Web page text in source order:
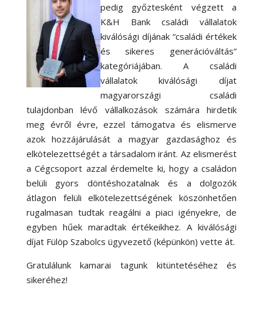
pedig győztesként végzett a
K&H Bank családi vállalatok
kiválósági díjának “családi értékek
és sikeres generációváltás”
kategóriájában. A családi
vállalatok kiválósági díjat
magyarországi családi
tulajdonban lévő vállalkozások számára hirdetik
meg évről évre, ezzel támogatva és elismerve
azok hozzájárulását a magyar gazdasághoz és
elkötelezettségét a társadalom iránt. Az elismerést
a Cégcsoport azzal érdemelte ki, hogy a családon
belüli gyors döntéshozatalnak és a dolgozók
átlagon felüli elkötelezettségének köszönhetően
rugalmasan tudtak reagálni a piaci igényekre, de
egyben hűek maradtak értékeikhez. A kiválósági
díjat Fülöp Szabolcs ügyvezető (képünkön) vette át.
Gratulálunk kamarai tagunk kitüntetéséhez és
sikeréhez!